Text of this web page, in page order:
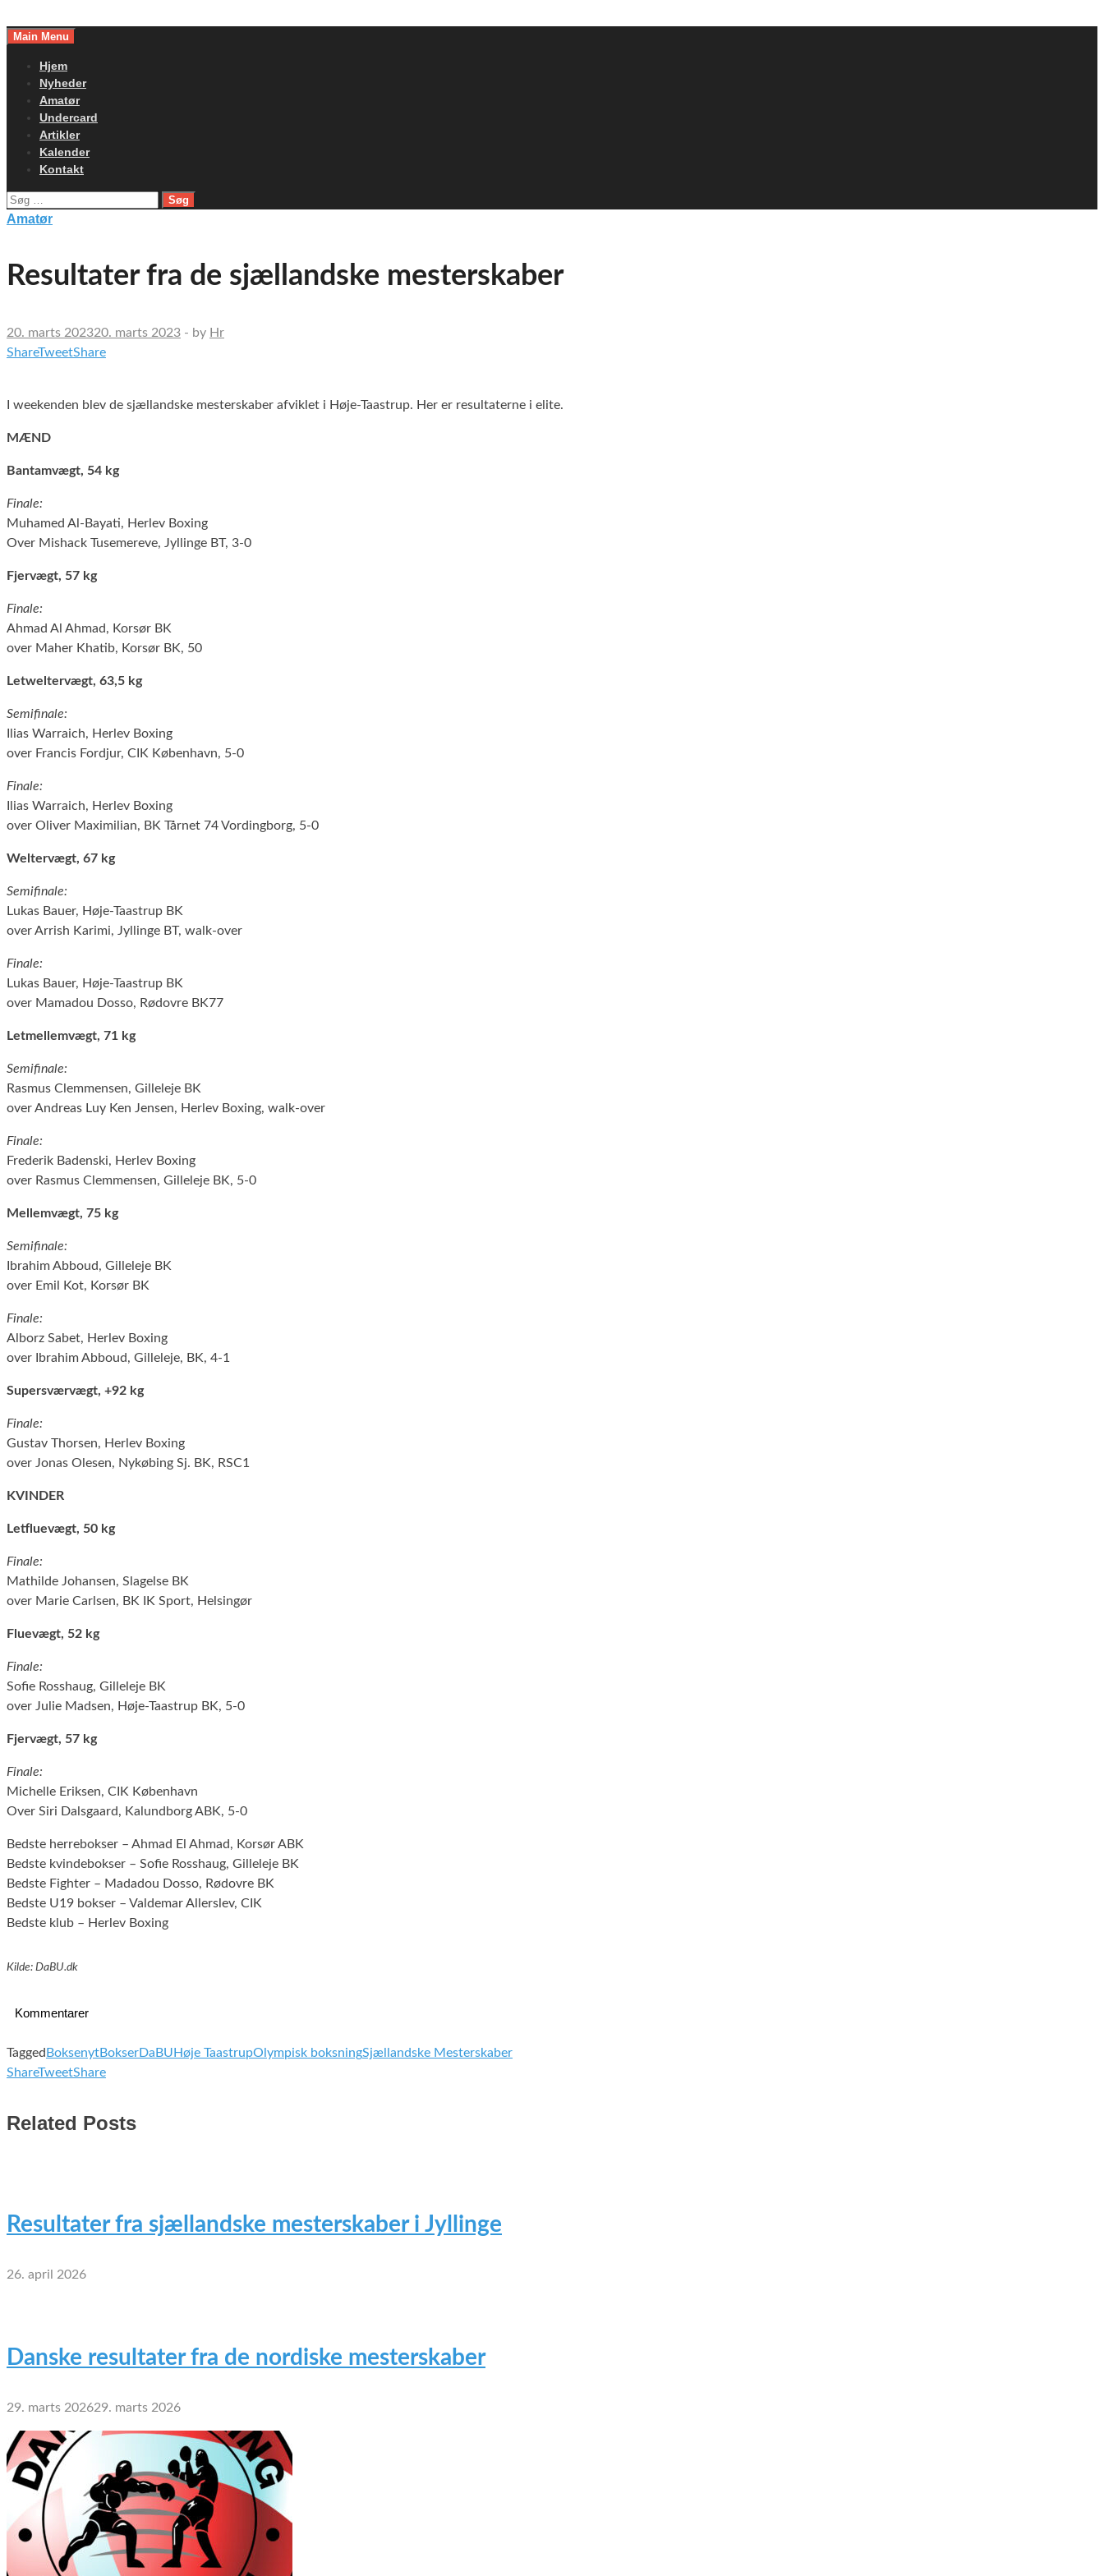
toMain Menu
Hjem
Nyheder
Amatør
Undercard
Artikler
Kalender
Kontakt
Søg
efter:
Amatør
Resultater fra de sjællandske mesterskaber
20. marts 202320. marts 2023 - by Hr
ShareTweetShare
I weekenden blev de sjællandske mesterskaber afviklet i Høje-Taastrup. Her er resultaterne i elite.
MÆND
Bantamvægt, 54 kg
Finale:
Muhamed Al-Bayati, Herlev Boxing
Over Mishack Tusemereve, Jyllinge BT, 3-0
Fjervægt, 57 kg
Finale:
Ahmad Al Ahmad, Korsør BK
over Maher Khatib, Korsør BK, 50
Letweltervægt, 63,5 kg
Semifinale:
Ilias Warraich, Herlev Boxing
over Francis Fordjur, CIK København, 5-0
Finale:
Ilias Warraich, Herlev Boxing
over Oliver Maximilian, BK Tårnet 74 Vordingborg, 5-0
Weltervægt, 67 kg
Semifinale:
Lukas Bauer, Høje-Taastrup BK
over Arrish Karimi, Jyllinge BT, walk-over
Finale:
Lukas Bauer, Høje-Taastrup BK
over Mamadou Dosso, Rødovre BK77
Letmellemvægt, 71 kg
Semifinale:
Rasmus Clemmensen, Gilleleje BK
over Andreas Luy Ken Jensen, Herlev Boxing, walk-over
Finale:
Frederik Badenski, Herlev Boxing
over Rasmus Clemmensen, Gilleleje BK, 5-0
Mellemvægt, 75 kg
Semifinale:
Ibrahim Abboud, Gilleleje BK
over Emil Kot, Korsør BK
Finale:
Alborz Sabet, Herlev Boxing
over Ibrahim Abboud, Gilleleje, BK, 4-1
Supersværvægt, +92 kg
Finale:
Gustav Thorsen, Herlev Boxing
over Jonas Olesen, Nykøbing Sj. BK, RSC1
KVINDER
Letfluevægt, 50 kg
Finale:
Mathilde Johansen, Slagelse BK
over Marie Carlsen, BK IK Sport, Helsingør
Fluevægt, 52 kg
Finale:
Sofie Rosshaug, Gilleleje BK
over Julie Madsen, Høje-Taastrup BK, 5-0
Fjervægt, 57 kg
Finale:
Michelle Eriksen, CIK København
Over Siri Dalsgaard, Kalundborg ABK, 5-0
Bedste herrebokser – Ahmad El Ahmad, Korsør ABK
Bedste kvindebokser – Sofie Rosshaug, Gilleleje BK
Bedste Fighter – Madadou Dosso, Rødovre BK
Bedste U19 bokser – Valdemar Allerslev, CIK
Bedste klub – Herlev Boxing
Kilde: DaBU.dk
Kommentarer
Tagged BoksenytBokserDaBU Høje TaastrupOlympisk boksningSjællandske Mesterskaber
ShareTweetShare
Related Posts
Resultater fra sjællandske mesterskaber i Jyllinge
26. april 2026
Danske resultater fra de nordiske mesterskaber
29. marts 202629. marts 2026